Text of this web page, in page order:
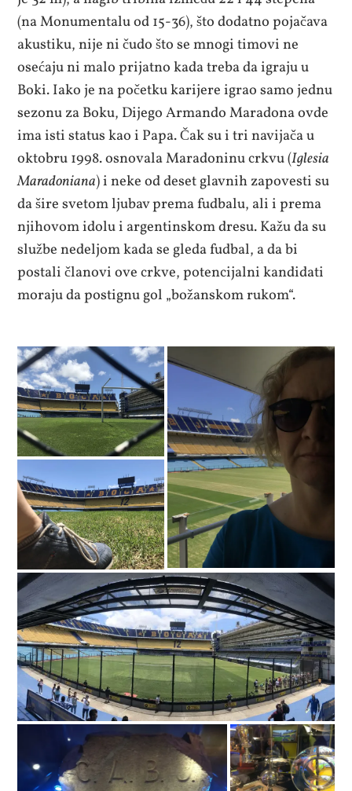
(na Monumentalu od 15-36), što dodatno pojačava
akustiku, nije ni čudo što se mnogi timovi ne
osećaju ni malo prijatno kada treba da igraju u
Boki. Iako je na početku karijere igrao samo jednu
sezonu za Boku, Dijego Armando Maradona ovde
ima isti status kao i Papa. Čak su i tri navijača u
oktobru 1998. osnovala Maradoninu crkvu (Iglesia
Maradoniana) i neke od deset glavnih zapovesti su
da šire svetom ljubav prema fudbalu, ali i prema
njihovom idolu i argentinskom dresu. Kažu da su
službe nedeljom kada se gleda fudbal, a da bi
postali članovi ove crkve, potencijalni kandidati
moraju da postignu gol „božanskom rukom“.